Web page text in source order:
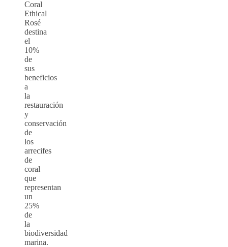
Coral
Ethical
Rosé
destina
el
10%
de
sus
beneficios
a
la
restauración
y
conservación
de
los
arrecifes
de
coral
que
representan
un
25%
de
la
biodiversidad
marina.